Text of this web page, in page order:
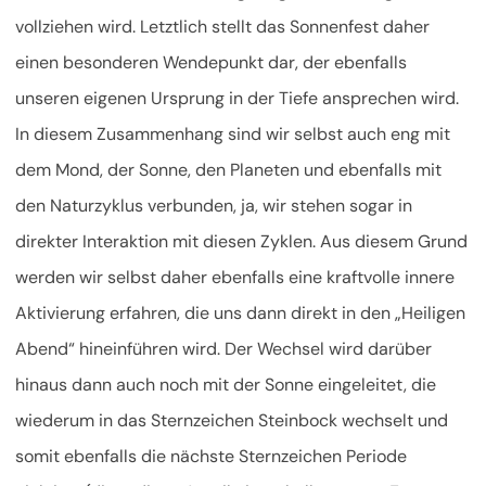
vollziehen wird. Letztlich stellt das Sonnenfest daher
einen besonderen Wendepunkt dar, der ebenfalls
unseren eigenen Ursprung in der Tiefe ansprechen wird.
In diesem Zusammenhang sind wir selbst auch eng mit
dem Mond, der Sonne, den Planeten und ebenfalls mit
den Naturzyklus verbunden, ja, wir stehen sogar in
direkter Interaktion mit diesen Zyklen. Aus diesem Grund
werden wir selbst daher ebenfalls eine kraftvolle innere
Aktivierung erfahren, die uns dann direkt in den „Heiligen
Abend“ hineinführen wird. Der Wechsel wird darüber
hinaus dann auch noch mit der Sonne eingeleitet, die
wiederum in das Sternzeichen Steinbock wechselt und
somit ebenfalls die nächste Sternzeichen Periode